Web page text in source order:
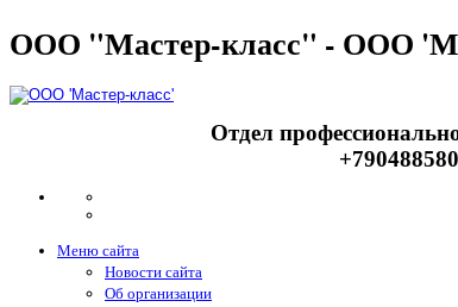
ООО "Мастер-класс" - ООО
Отдел
Меню сайта
Новости сайта
Об организации